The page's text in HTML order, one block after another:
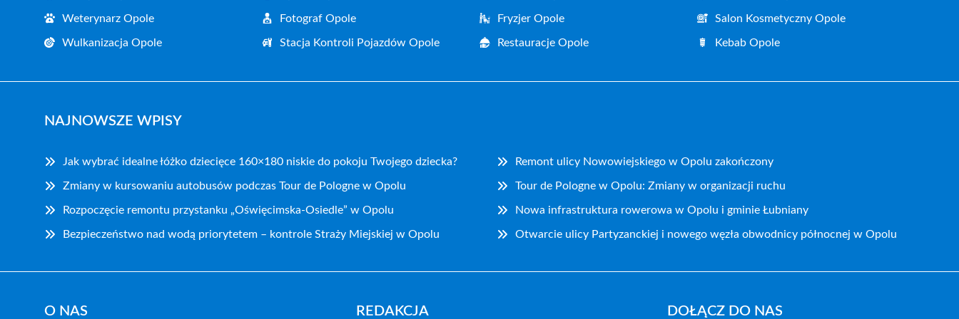
Weterynarz Opole Fotograf Opole Fryzjer Opole Salon Kosmetyczny Opole
Wulkanizacja Opole Stacja Kontroli Pojazdów Opole Restauracje Opole Kebab Opole
NAJNOWSZE WPISY
Jak wybrać idealne łóżko dziecięce 160×180 niskie do pokoju Twojego dziecka? Remont ulicy Nowowiejskiego w Opolu zakończony
Zmiany w kursowaniu autobusów podczas Tour de Pologne w Opolu Tour de Pologne w Opolu: Zmiany w organizacji ruchu
Rozpoczęcie remontu przystanku „Oświęcimska-Osiedle” w Opolu Nowa infrastruktura rowerowa w Opolu i gminie Łubniany
Bezpieczeństwo nad wodą priorytetem – kontrole Straży Miejskiej w Opolu Otwarcie ulicy Partyzanckiej i nowego węzła obwodnicy północnej w Opolu
O NAS REDAKCJA DOŁĄCZ DO NAS